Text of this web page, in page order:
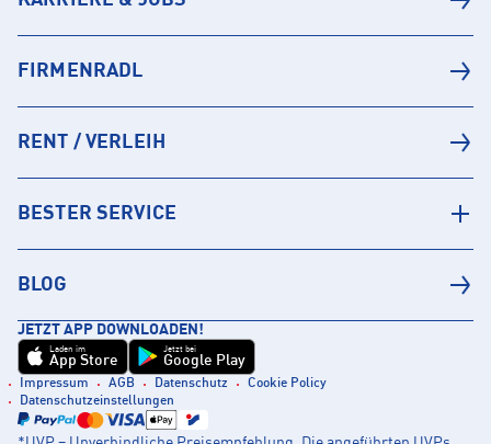
FIRMENRADL
RENT / VERLEIH
BESTER SERVICE
BLOG
JETZT APP DOWNLOADEN!
Laden im
App Store
Jetzt bei
Google Play
Impressum AGB Datenschutz
Cookie Policy
Datenschutzeinstellungen